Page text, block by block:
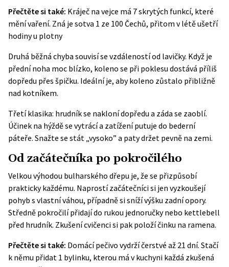
Přečtěte si také: Kráječ na vejce má 7 skrytých funkcí, které
mění vaření. Zná je sotva 1 ze 100 Čechů, přitom v létě ušetří
hodiny u plotny
Druhá běžná chyba souvisí se vzdáleností od lavičky. Když je
přední noha moc blízko, koleno se při poklesu dostává příliš
dopředu přes špičku. Ideální je, aby koleno zůstalo přibližně
nad kotníkem.
Třetí klasika: hrudník se nakloní dopředu a záda se zaoblí.
Účinek na hýždě se vytrácí a zatížení putuje do bederní
páteře. Snažte se stát „vysoko” a paty držet pevně na zemi.
Od začátečníka po pokročilého
Velkou výhodou bulharského dřepu je, že se přizpůsobí
prakticky každému. Naprostí začátečníci si jen vyzkoušejí
pohyb s vlastní váhou, případně si sníží výšku zadní opory.
Středně pokročilí přidají do rukou jednoručky nebo kettlebell
před hrudník. Zkušení cvičenci si pak položí činku na ramena.
Přečtěte si také: Domácí pečivo vydrží čerstvé až 21 dní. Stačí
k němu přidat 1 bylinku, kterou má v kuchyni každá zkušená